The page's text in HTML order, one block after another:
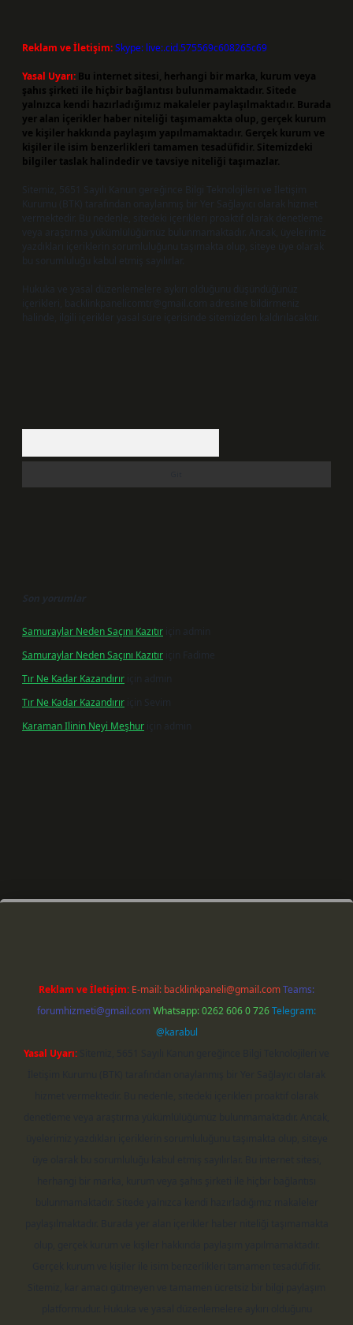
Reklam ve İletişim:Skype: live:.cid.575569c608265c69
Yasal Uyarı: Bu internet sitesi, herhangi bir marka, kurum veya
şahıs şirketi ile hiçbir bağlantısı bulunmamaktadır. Sitede
yalnızca kendi hazırladığımız makaleler paylaşılmaktadır. Burada
yer alan içerikler haber niteliği taşımamakta olup, gerçek kurum
ve kişiler hakkında paylaşım yapılmamaktadır. Gerçek kurum ve
kişiler ile isim benzerlikleri tamamen tesadüfidir. Sitemizdeki
bilgiler taslak halindedir ve tavsiye niteliği taşımazlar.
Sitemiz, 5651 Sayılı Kanun gereğince Bilgi Teknolojileri ve İletişim
Kurumu (BTK) tarafından onaylanmış bir Yer Sağlayıcı olarak hizmet
vermektedir. Bu nedenle, sitedeki içerikleri proaktif olarak denetleme
veya araştırma yükümlülüğümüz bulunmamaktadır. Ancak, üyelerimiz
yazdıkları içeriklerin sorumluluğunu taşımakta olup, siteye üye olarak
bu sorumluluğu kabul etmiş sayılırlar.
Hukuka ve yasal düzenlemelere aykırı olduğunu düşündüğünüz
içerikleri, backlinkpanelicomtr@gmail.com adresine bildirmeniz
halinde, ilgili içerikler yasal süre içerisinde sitemizden kaldırılacaktır.
Son yorumlar
Samuraylar Neden Saçını Kazıtır için
admin
Samuraylar Neden Saçını Kazıtır için
Fadime
Tır Ne Kadar Kazandırır için
admin
Tır Ne Kadar Kazandırır için Sevim
Karaman Ilinin Neyi Meşhur için admin
giriş
Reklam ve İletişim: E-mail: backlinkpaneli@gmail.comTeams:
forumhizmeti@gmail.comWhatsapp: 0262 606 0 726Telegram:
@karabul
Yasal Uyarı: